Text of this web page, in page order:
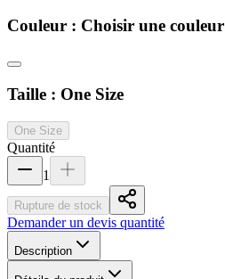
Couleur : Choisir une couleur
Taille : One Size
One Size
Quantité
1
Rupture de stock
Demander un devis quantité
Description